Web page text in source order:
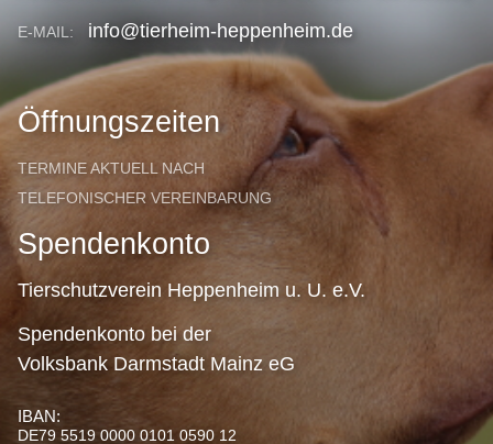
E-MAIL: info@tierheim-heppenheim.de
Öffnungszeiten
TERMINE AKTUELL NACH
TELEFONISCHER VEREINBARUNG
Spendenkonto
Tierschutzverein Heppenheim u. U. e.V.
Spendenkonto bei der
Volksbank Darmstadt Mainz eG
IBAN:
DE79 5519 0000 0101 0590 12